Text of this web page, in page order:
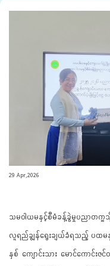
29 Apr,2026
သမဝါယမနှင့်စီမံခန့်ခွဲမှုပညာတ
လူရည်ချွန်ရွေးချယ်ခံရသည့် ပထမ
နှစ် ကျောင်းသား မောင်ကောင်း